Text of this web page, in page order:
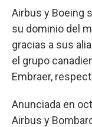
Airbus y Boeing
su dominio del
gracias a sus
el grupo
Embraer,
Anunciada en
Airbus y